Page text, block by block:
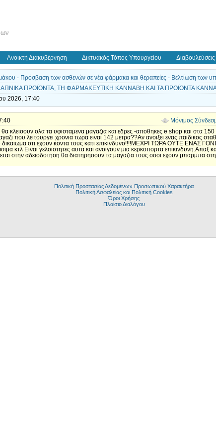
Ανοικτή Διακυβέρνηση Δικτυακός Τόπος Υπουργείου
- Πρόσβαση των ασθενών σε νέα φάρμακα και θεραπείες - Βελτίωση των
ΚΑΠΝΙΚΑ ΠΡΟΪΟΝΤΑ, ΤΗ ΦΑΡΜΑΚΕΥΤΙΚΗ ΚΑΝΝΑΒΗ KAI TA ΠΡΟΪΟΝΤΑ
2026, 17:40
Μόνιμος
κλεισουν ολα τα υφισταμενα μαγαζια και εδρες -αποθηκες e shop και στα
που λειτουργει χρονια τωρα ειναι 142 μετρα??Αν ανοιξει ενας παιδικος
δικαιωμα οτι εχουν κοντα τους κατι επικινδυνο!!!!ΜΕΧΡΙ ΤΩΡΑ ΟΥΤΕ
κτλ Ειναι γελοιοτητες αυτα και ανοιγουν μια κερκοπορτα επικινδυνη.Απαξ
στην αδειοδοτηση θα διατηρησουν τα μαγαζια τους οσοι εχουν μπαρμπα
Πολιτική Προστασίας Δεδομένων Προσωπικού Χαρακτήρα
Πολιτική Ασφαλείας και Πολιτική Cookies
Όροι Χρήσης
Πλαίσιο Διαλόγου